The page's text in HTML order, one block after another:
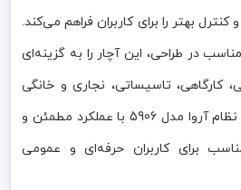
بهتر را برای کاربران فراهم می‌کند.
در طراحی، این آچار را به گزینه‌ای
کارگاهی، تاسیساتی، نجاری و خانگی
تبدیل کرده است. آچار سه نظام آروا مدل 5906 با عملکرد مطمئن و
برای کاربران حرفه‌ای و عمومی